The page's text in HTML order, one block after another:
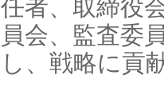
任者、取締役
員会、監査委
し、戦略に貢